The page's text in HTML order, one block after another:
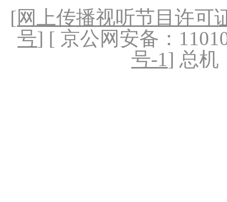
[网上传播视听节目许可
号] [ 京公网安备：
号-1] 总机